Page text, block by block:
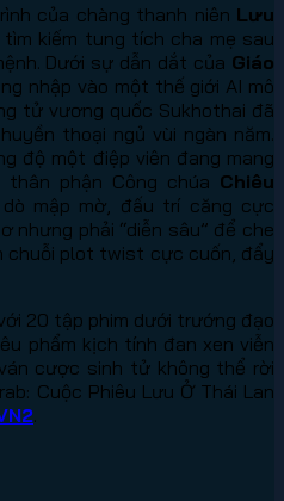
của chàng thanh niên Lưu
tìm kiếm tung tích cha mẹ sau
Dưới sự dẫn dắt của Giáo
nhập vào một thế giới AI mô
tử vương quốc Sukhothai đã
thoại ngủ vùi ngàn năm.
độ một điệp viên đang mang
phận Công chúa Chiêu
mập mờ, đấu trí căng cực
nhưng phải “diễn sâu” để che
chuỗi plot twist cực cuốn, đẩy
20 tập phim dưới trướng đạo
phẩm kịch tính đan xen viễn
cược sinh tử không thể rời
Cuộc Phiêu Lưu Ở Thái Lan
.